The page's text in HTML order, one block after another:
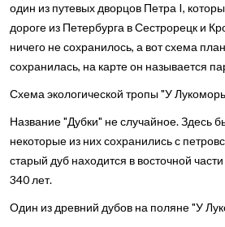
один из путевых дворцов Петра I,
дороге из Петербурга в Сестрорецк и
ничего не сохранилось, а вот схема
сохранилась, на карте он называется
Схема экологической тропы "У
Название "Дубки" не случайное. Здесь
некоторые из них сохранились с
старый дуб находится в восточной
340 лет.
Один из древний дубов на поляне "У